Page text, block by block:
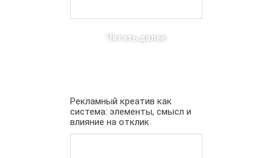
Читать далее
Рекламный креатив как
система: элементы, смысл и
влияние на отклик